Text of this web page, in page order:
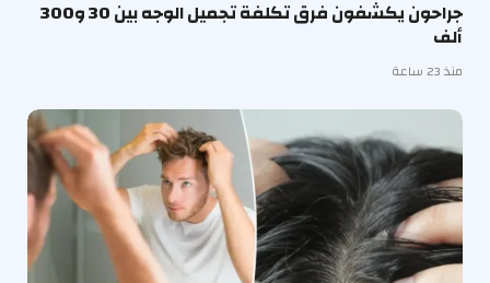
جراحون يكشفون فرق تكلفة تجميل الوجه بين 30 و300
ألف
منذ 23 ساعة